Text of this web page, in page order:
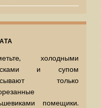
холодными
и супом
только
помещики.